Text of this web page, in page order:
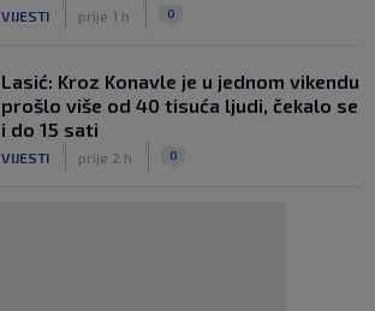
VIJESTI prije 1 h 0
Lasić: Kroz Konavle je u jednom vikendu
prošlo više od 40 tisuća ljudi, čekalo se
i do 15 sati
VIJESTI prije 2 h 0